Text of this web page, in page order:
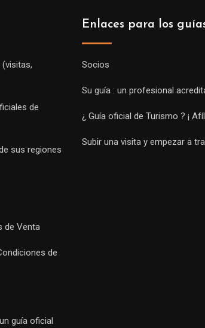
de
sus regiones
de Venta
de
guía oficial
Enlaces para los
Socios
Su guía : un profesional
¿ Guía oficial de Turismo ? ¡
Subir una visita y empezar a